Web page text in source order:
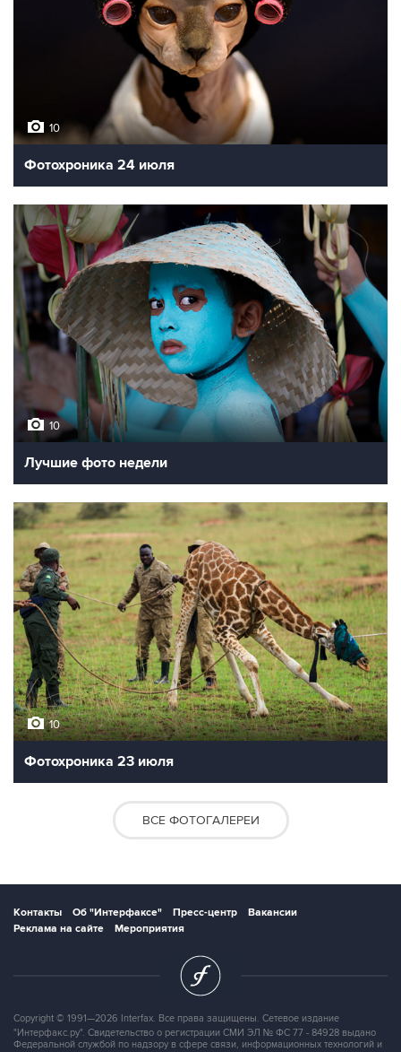
10
Фотохроника 24 июля
10
Лучшие фото недели
10
Фотохроника 23 июля
ВСЕ ФОТОГАЛЕРЕИ
Контакты Об "Интерфаксе" Пресс-центр
Вакансии
Реклама на сайте
Мероприятия
Copyright © 1991—2026 Interfax. Все права защищены. Сетевое издание
"Интерфакс.ру". Свидетельство о регистрации СМИ ЭЛ № ФС 77 - 84928 выдано
Федеральной службой по надзору в сфере связи, информационных технологий и